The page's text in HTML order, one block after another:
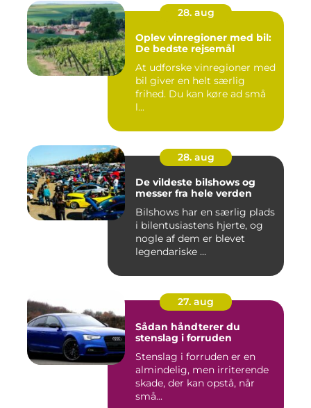
28. aug
Oplev vinregioner med bil:
De bedste rejsemål
At udforske vinregioner med
bil giver en helt særlig
frihed. Du kan køre ad små
l...
28. aug
De vildeste bilshows og
messer fra hele verden
Bilshows har en særlig plads
i bilentusiastens hjerte, og
nogle af dem er blevet
legendariske ...
27. aug
Sådan håndterer du
stenslag i forruden
Stenslag i forruden er en
almindelig, men irriterende
skade, der kan opstå, når
små...